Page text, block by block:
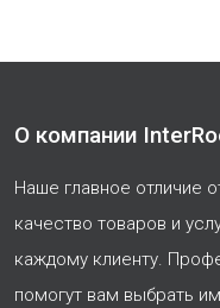
О компании
Наше главное отличие
качество товаров и
каждому клиенту.
помогут вам выбрать